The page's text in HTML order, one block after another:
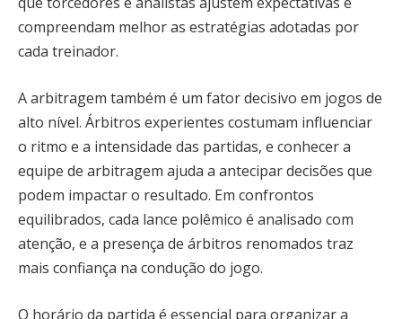
compreendam melhor as estratégias adotadas por
cada treinador.
A arbitragem também é um fator decisivo em jogos de
alto nível. Árbitros experientes costumam influenciar
o ritmo e a intensidade das partidas, e conhecer a
equipe de arbitragem ajuda a antecipar decisões que
podem impactar o resultado. Em confrontos
equilibrados, cada lance polêmico é analisado com
atenção, e a presença de árbitros renomados traz
mais confiança na condução do jogo.
O horário da partida é essencial para organizar a